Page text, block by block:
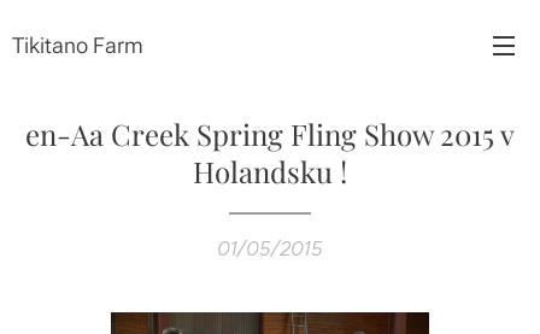
Tikitano Farm
en-Aa Creek Spring Fling Show 2015 v
Holandsku !
01/05/2015